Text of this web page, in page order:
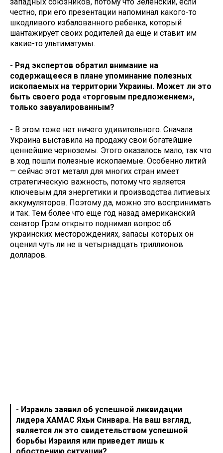
честно, при его презентации напоминал какого-то
шкодливого избалованного ребенка, который
шантажирует своих родителей да еще и ставит им
какие-то ультиматумы.
- Ряд экспертов обратил внимание на
содержащееся в плане упоминание полезных
ископаемых на территории Украины. Может ли это
быть своего рода «торговым предложением»,
только завуалированным?
- В этом тоже нет ничего удивительного. Сначала
Украина выставила на продажу свои богатейшие
ценнейшие черноземы. Этого оказалось мало, так что
в ход пошли полезные ископаемые. Особенно литий
— сейчас этот металл для многих стран имеет
стратегическую важность, потому что является
ключевым для энергетики и производства литиевых
аккумуляторов. Поэтому да, можно это воспринимать
и так. Тем более что еще год назад американский
сенатор Грэм открыто поднимал вопрос об
украинских месторождениях, запасы которых он
оценил чуть ли не в четырнадцать триллионов
долларов.
- Израиль заявил об успешной ликвидации
лидера ХАМАС Яхьи Синвара. На ваш взгляд,
является ли это свидетельством успешной
борьбы Израиля или приведет лишь к